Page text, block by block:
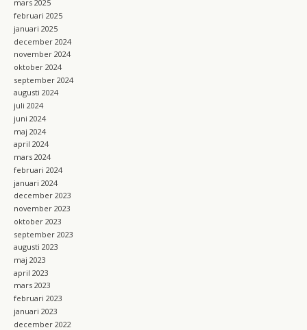
mars 2025
februari 2025
januari 2025
december 2024
november 2024
oktober 2024
september 2024
augusti 2024
juli 2024
juni 2024
maj 2024
april 2024
mars 2024
februari 2024
januari 2024
december 2023
november 2023
oktober 2023
september 2023
augusti 2023
maj 2023
april 2023
mars 2023
februari 2023
januari 2023
december 2022